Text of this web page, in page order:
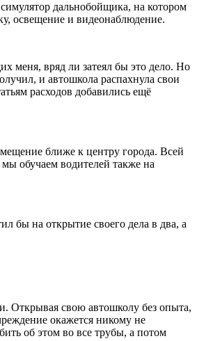
дальнобойщика, на котором
освещение и видеонаблюдение.
меня, вряд ли затеял бы это дело. Но
и автошкола распахнула свои
расходов добавились ещё
ближе к центру города. Всей
обучаем водителей также на
бы на открытие своего дела в два, а
Открывая свою автошколу без опыта,
окажется никому не
об этом во все трубы, а потом